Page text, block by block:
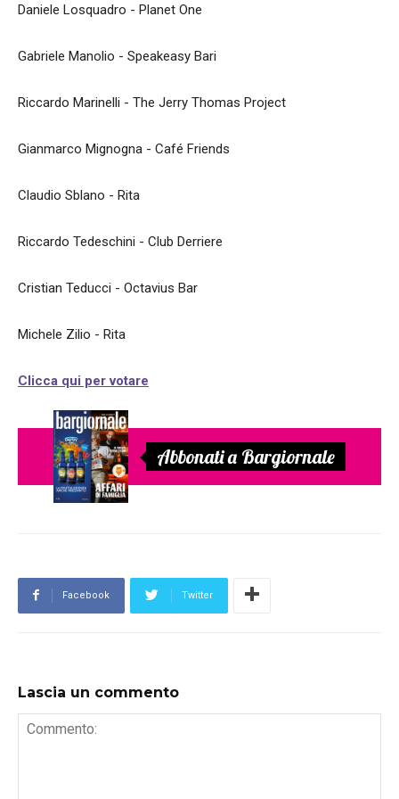
Daniele Losquadro - Planet One
Gabriele Manolio - Speakeasy Bari
Riccardo Marinelli - The Jerry Thomas Project
Gianmarco Mignogna - Café Friends
Claudio Sblano - Rita
Riccardo Tedeschini - Club Derriere
Cristian Teducci - Octavius Bar
Michele Zilio - Rita
Clicca qui per votare
Abbonati a Bargiornale
Facebook Twitter
Lascia un commento